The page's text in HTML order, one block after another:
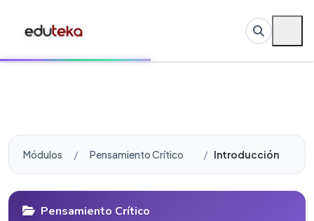
Módulos Pensamiento Crítico Introducción
Pensamiento Crítico